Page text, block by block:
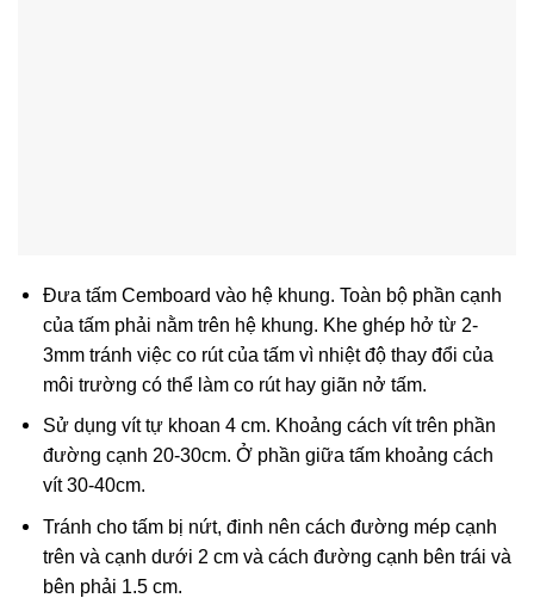
Đưa tấm Cemboard vào hệ khung. Toàn bộ phần cạnh
của tấm phải nằm trên hệ khung. Khe ghép hở từ 2-
3mm tránh việc co rút của tấm vì nhiệt độ thay đổi của
môi trường có thể làm co rút hay giãn nở tấm.
Sử dụng vít tự khoan 4 cm. Khoảng cách vít trên phần
đường cạnh 20-30cm. Ở phần giữa tấm khoảng cách
vít 30-40cm.
Tránh cho tấm bị nứt, đinh nên cách đường mép cạnh
trên và cạnh dưới 2 cm và cách đường cạnh bên trái và
bên phải 1.5 cm.